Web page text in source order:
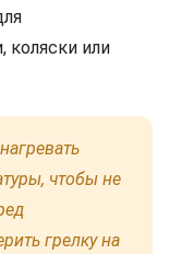
коляски или
чтобы не
грелку на